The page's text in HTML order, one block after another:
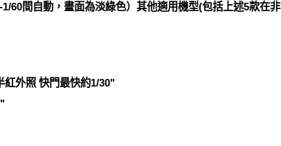
60間自動，畫面為淡綠色）其他適用機型(包括上述5款在非
紅外照 快門最快約1/30"